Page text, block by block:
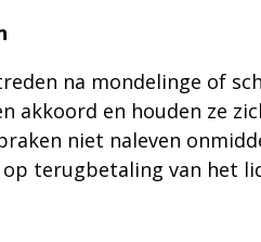
na mondelinge of
akkoord en houden ze
niet naleven
terugbetaling van het